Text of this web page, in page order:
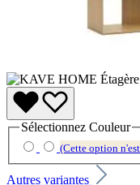
Sélectionnez Couleur
(Cette option
Autres variantes